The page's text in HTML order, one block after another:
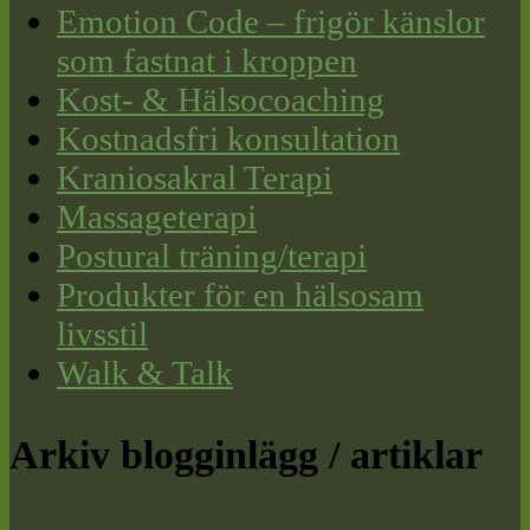
Emotion Code – frigör känslor
som fastnat i kroppen
Kost- & Hälsocoaching
Kostnadsfri konsultation
Kraniosakral Terapi
Massageterapi
Postural träning/terapi
Produkter för en hälsosam
livsstil
Walk & Talk
Arkiv blogginlägg / artiklar